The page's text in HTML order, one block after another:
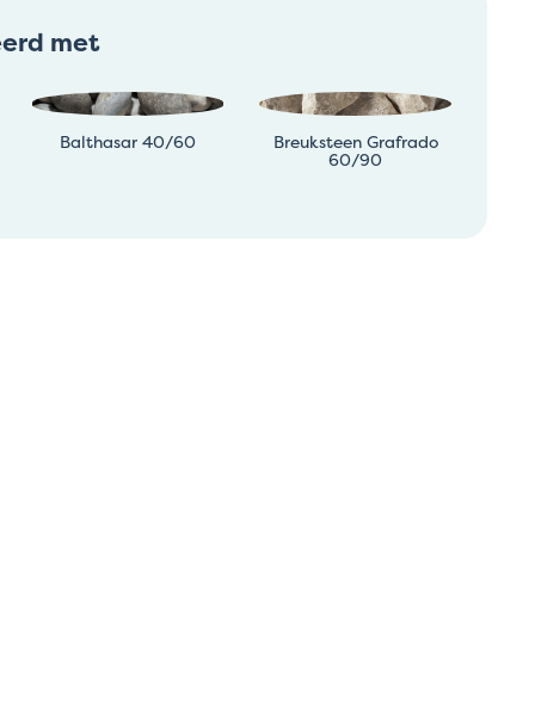
met
Balthasar 40/60 Breuksteen Grafrado
60/90